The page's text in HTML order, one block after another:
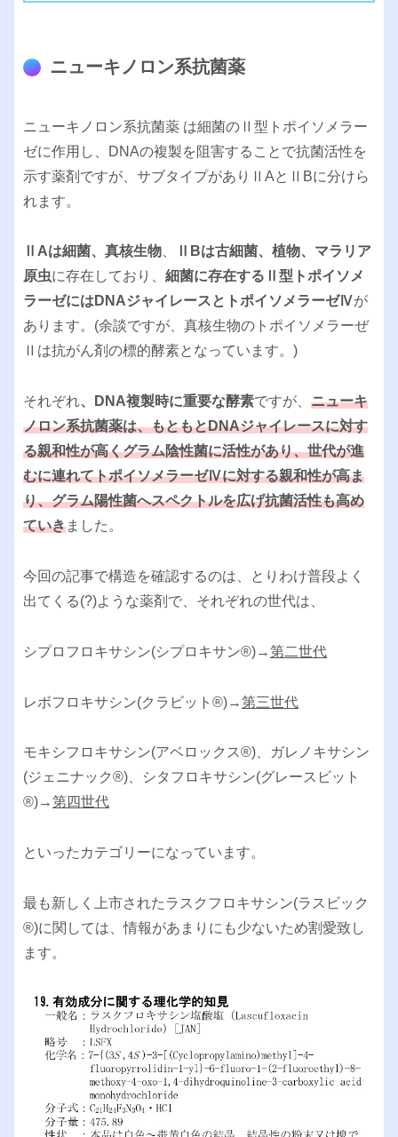
ニューキノロン系抗菌薬
ニューキノロン系抗菌薬 は細菌のⅡ型トポイソメラー
ゼに作用し、DNAの複製を阻害することで抗菌活性を
示す薬剤ですが、サブタイプがありⅡAとⅡBに分けら
れます。
ⅡAは細菌、真核生物、
ⅡBは古細菌、植物、マラリア
原虫に存在しており、 細菌に存在するⅡ型トポイソメ
ラーゼにはDNAジャイレースとトポイソメラーゼⅣが
あります。(余談ですが、真核生物のトポイソメラーぜ
Ⅱは抗がん剤の標的酵素となっています。)
それぞれ、DNA複製時に重要な酵素ですが、 ニューキ
ノロン系抗菌薬は、もともとDNAジャイレースに対す
る親和性が高くグラム陰性菌に活性があり、世代が進
むに連れてトポイソメラーゼⅣに対する親和性が高ま
り、グラム陽性菌へスペクトルを広げ抗菌活性も高め
ていきました。
今回の記事で構造を確認するのは、とりわけ普段よく
出てくる(?)ような薬剤で、それぞれの世代は、
シプロフロキサシン(シプロキサン®︎)→第二世代
レボフロキサシン(クラビット®︎)→第三世代
モキシフロキサシン(アベロックス®︎)、ガレノキサシン
(ジェニナック®︎)、シタフロキサシン(グレースビット
®︎)→第四世代
といったカテゴリーになっています。
最も新しく上市されたラスクフロキサシン(ラスビック
®︎)に関しては、情報があまりにも少ないため割愛致し
ます。